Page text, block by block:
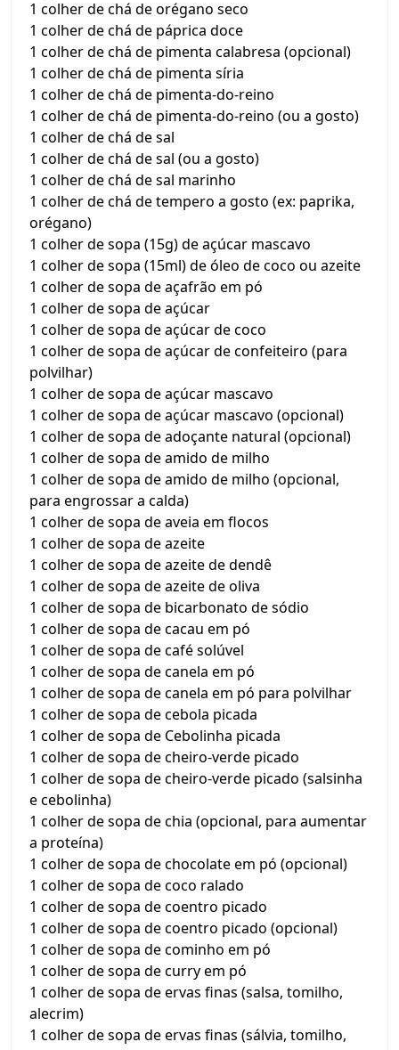
1 colher de chá de orégano seco
1 colher de chá de páprica doce
1 colher de chá de pimenta calabresa (opcional)
1 colher de chá de pimenta síria
1 colher de chá de pimenta-do-reino
1 colher de chá de pimenta-do-reino (ou a gosto)
1 colher de chá de sal
1 colher de chá de sal (ou a gosto)
1 colher de chá de sal marinho
1 colher de chá de tempero a gosto (ex: paprika,
orégano)
1 colher de sopa (15g) de açúcar mascavo
1 colher de sopa (15ml) de óleo de coco ou azeite
1 colher de sopa de açafrão em pó
1 colher de sopa de açúcar
1 colher de sopa de açúcar de coco
1 colher de sopa de açúcar de confeiteiro (para
polvilhar)
1 colher de sopa de açúcar mascavo
1 colher de sopa de açúcar mascavo (opcional)
1 colher de sopa de adoçante natural (opcional)
1 colher de sopa de amido de milho
1 colher de sopa de amido de milho (opcional,
para engrossar a calda)
1 colher de sopa de aveia em flocos
1 colher de sopa de azeite
1 colher de sopa de azeite de dendê
1 colher de sopa de azeite de oliva
1 colher de sopa de bicarbonato de sódio
1 colher de sopa de cacau em pó
1 colher de sopa de café solúvel
1 colher de sopa de canela em pó
1 colher de sopa de canela em pó para polvilhar
1 colher de sopa de cebola picada
1 colher de sopa de Cebolinha picada
1 colher de sopa de cheiro-verde picado
1 colher de sopa de cheiro-verde picado (salsinha
e cebolinha)
1 colher de sopa de chia (opcional, para aumentar
a proteína)
1 colher de sopa de chocolate em pó (opcional)
1 colher de sopa de coco ralado
1 colher de sopa de coentro picado
1 colher de sopa de coentro picado (opcional)
1 colher de sopa de cominho em pó
1 colher de sopa de curry em pó
1 colher de sopa de ervas finas (salsa, tomilho,
alecrim)
1 colher de sopa de ervas finas (sálvia, tomilho,